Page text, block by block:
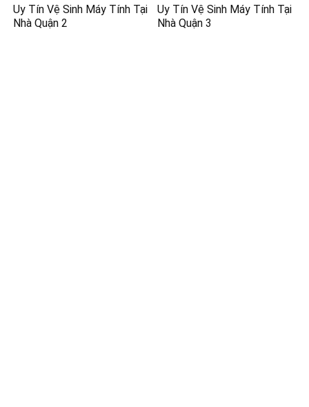
Uy Tín Vệ Sinh Máy Tính Tại
Nhà Quận 2
Uy Tín Vệ Sinh Máy Tính Tại
Nhà Quận 3